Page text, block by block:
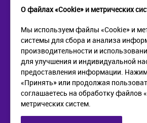
КОМПАНИЯ
О компании
Новости
Контакты
ПОМОЩЬ
Как
Доставка
Возврат
ИНФОРМАЦИЯ
О файлах «Cookie» и метрических
Мы используем файлы «Cookie» и
системы для сбора и анализа
производительности и
для улучшения и индивидуальной
предоставления информации.
«Принять» или продолжая
соглашаетесь на обработку файлов
метрических систем.